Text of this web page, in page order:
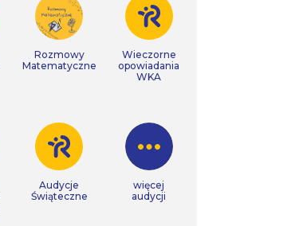
Rozmowy
Matematyczne
Wieczorne
opowiadania
WKA
Audycje
Świąteczne
więcej
audycji